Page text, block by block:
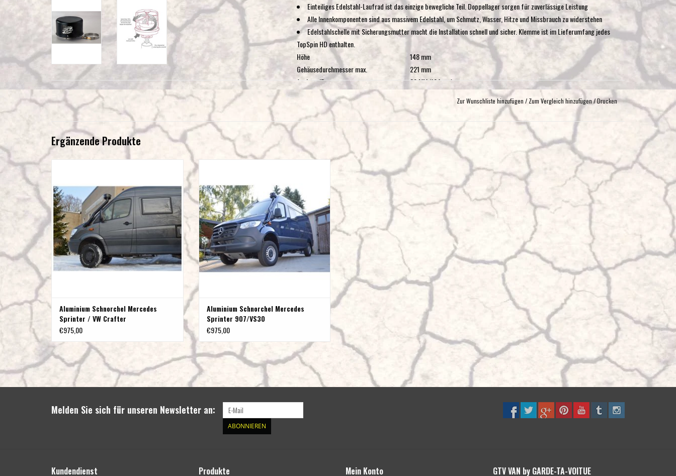
Einteiliges Edelstahl-Laufrad ist das einzige bewegliche Teil. Doppellager sorgen für zuverlässige Leistung
Alle Innenkomponenten sind aus massivem Edelstahl, um Schmutz, Wasser, Hitze und Missbrauch zu widerstehen
Edelstahlschelle mit Sicherungsmutter macht die Installation schnell und sicher. Klemme ist im Lieferumfang jedes
TopSpin HD enthalten.
Höhe
148 mm
Gehäusedurchmesser max.
221 mm
Auslass-ID
89 MM (104mm)
80 PROZENT
Effizienztest Standard
ISO 5011, SAE J726
Nenndurchfluss HB
11,3 M³/min
Bruttogewicht
2,24 kg
Zur Wunschliste hinzufügen / Zum Vergleich hinzufügen/Drucken
Ergänzende Produkte
und VW Crafter erste Generation 2006-2017
ZUM WARENKORB HINZUFÜGEN
Aluminium Schnorchel Mercedes
Sprinter / VW Crafter
€975,00
ZUM WARENKORB HINZUFÜGEN
Aluminium Schnorchel Mercedes
Sprinter 907/VS30
€975,00
Melden Sie sich für unseren Newsletter an:
ABONNIEREN
Kundendienst Produkte Mein Konto GTV VAN by GARDE-TA-VOITUE